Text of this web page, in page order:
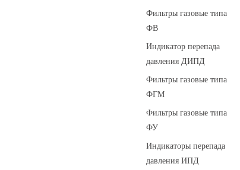
Фильтры газовые типа
ФВ
Индикатор перепада
давления ДИПД
Фильтры газовые типа
ФГМ
Фильтры газовые типа
ФУ
Индикаторы перепада
давления ИПД